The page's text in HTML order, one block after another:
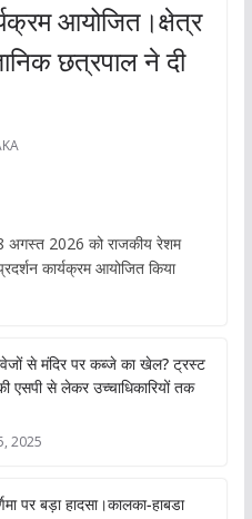
आयोजित।क्षेत्र
छत्रपाल ने दी
8 अगस्त 2026 को राजकीय रेशम
कार्यक्रम आयोजित किया
से मंदिर पर कब्जे का खेल? ट्रस्ट
एसपी से लेकर उच्चाधिकारियों तक
2025
पर बड़ा हादसा।कालका-हाबडा